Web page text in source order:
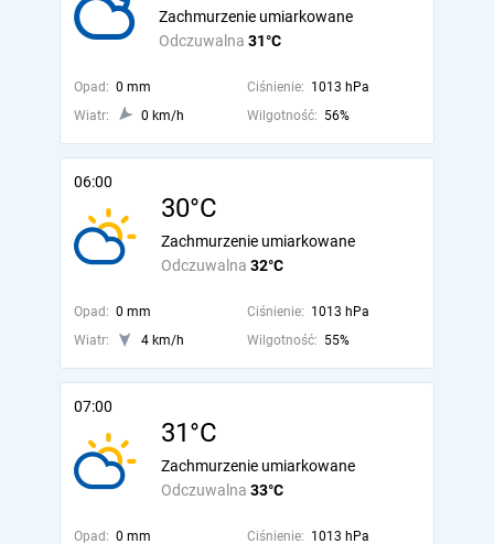
Odczuwalna 31°C
Zachmurzenie umiarkowane
Opad: 0 mm Ciśnienie: 1013 hPa
Wiatr:
0 km/h Wilgotność: 56%
06:00
30°C
Odczuwalna 32°C
Zachmurzenie umiarkowane
Opad: 0 mm Ciśnienie: 1013 hPa
Wiatr:
4 km/h Wilgotność: 55%
07:00
31°C
Odczuwalna 33°C
Zachmurzenie umiarkowane
Opad: 0 mm Ciśnienie: 1013 hPa